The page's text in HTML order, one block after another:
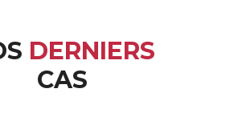
DERNIERS
CAS